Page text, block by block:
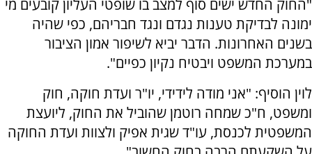
"החוק החדש ישים סוף למצב בו שופטי העליון קובעים מי
ימונה לבדיקת טענות נגדם ונגד חבריהם, כפי שהיה
בשנים האחרונות. הדבר יביא לשיפור אמון הציבור
במערכת המשפט ויבטיח נקיון כפיים".
לוין הוסיף: "אני מודה לידידי, יו"ר ועדת חוקה, חוק
ומשפט, ח"כ שמחה רוטמן שהוביל את החוק, ליועצת
המשפטית לכנסת, עו"ד שגית אפיק ולצוות ועדת החוקה